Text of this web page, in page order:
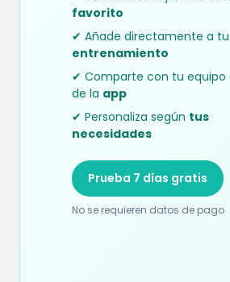
favorito
✔ Añade directamente a tu
entrenamiento
✔ Comparte con tu equipo
de la app
✔ Personaliza según tus
necesidades
Prueba 7 días gratis
No se requieren datos de pago